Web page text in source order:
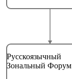
Русскоязычный
Зональный Форум